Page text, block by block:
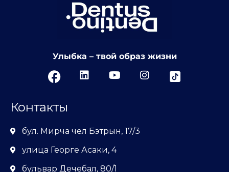
Улыбка – твой образ жизни
Контакты
бул. Мирча чел Бэтрын, 17/3
улица Георге Асаки, 4
бульвар Дечебал, 80/1